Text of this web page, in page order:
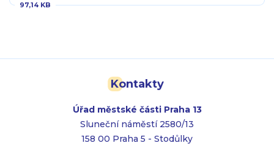
97,14 KB
Kontakty
Úřad městské části Praha 13
Sluneční náměstí 2580/13
158 00 Praha 5 - Stodůlky